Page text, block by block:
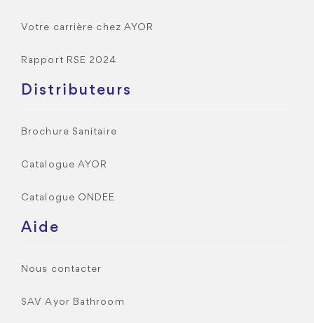
Votre carrière chez AYOR
Rapport RSE 2024
Distributeurs
Brochure Sanitaire
Catalogue AYOR
Catalogue ONDEE
Aide
Nous contacter
SAV Ayor Bathroom